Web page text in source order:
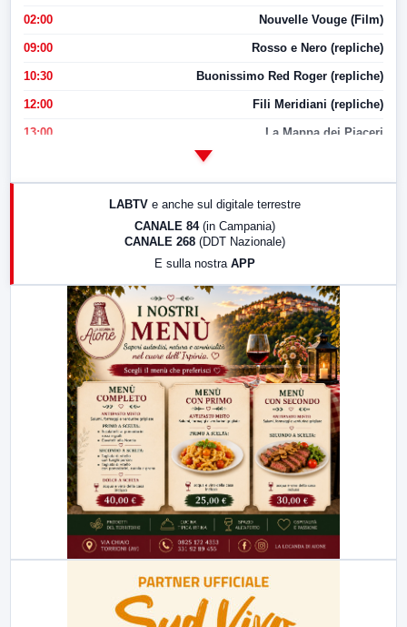
02:00 Nouvelle Vouge (Film)
09:00 Rosso e Nero (repliche)
10:30 Buonissimo Red Roger (repliche)
12:00 Fili Meridiani (repliche)
13:00 La Mappa dei Piaceri
LabNews (replica)
LABTV e anche sul digitale terrestre
CANALE 84 (in Campania)
CANALE 268 (DDT Nazionale)
E sulla nostra APP